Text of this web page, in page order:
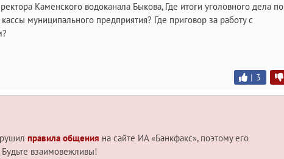
Каменского водоканала Быкова, Где итоги уголовного дела по
муниципального предприятия? Где приговор за работу с
| 3
правила общения на сайте ИА «Банкфакс», поэтому его
взаимовежливы!